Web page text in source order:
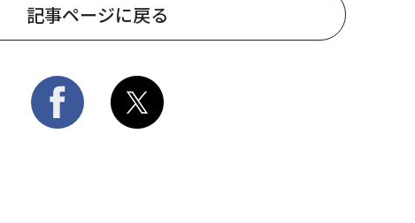
記事ページに戻る